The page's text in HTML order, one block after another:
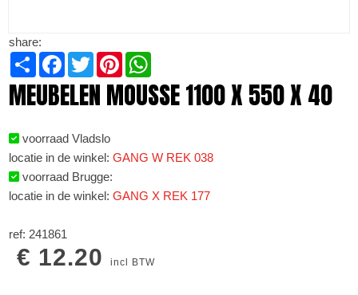
share:
Share Facebook
TwitterPinterest
MEUBELEN MOUSSE 1100 X 550 X 40
voorraad Vladslo
locatie in de winkel:GANG W REK 038
voorraad Brugge:
locatie in de winkel:GANG X REK 177
ref: 241861
€ 12.20incl BTW